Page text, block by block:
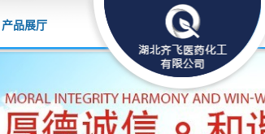
产品展厅